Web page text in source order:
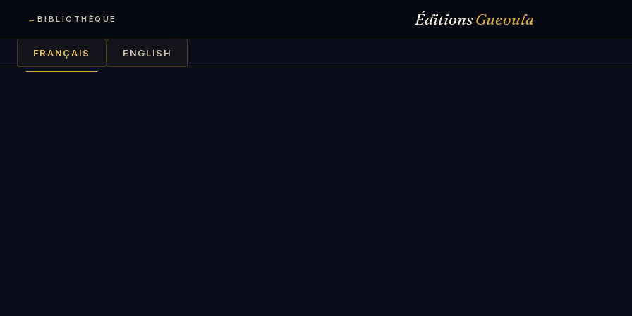
← BIBLIOTHÈQUE ÉditionsGueoula
FRANÇAIS ENGLISH